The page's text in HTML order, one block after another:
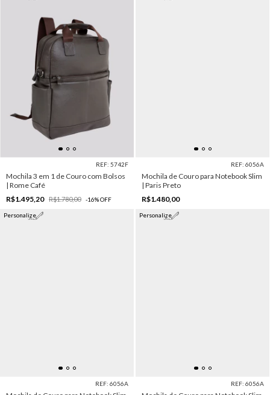
REF: 5742F
Mochila 3 em 1 de Couro com Bolsos
| Rome Café
R$1.495,20
R$1.780,00 -16%OFF
REF: 6056A
Mochila de Couro para Notebook Slim
| Paris Preto
R$1.480,00
Personalize
REF: 6056A
Personalize
REF: 6056A